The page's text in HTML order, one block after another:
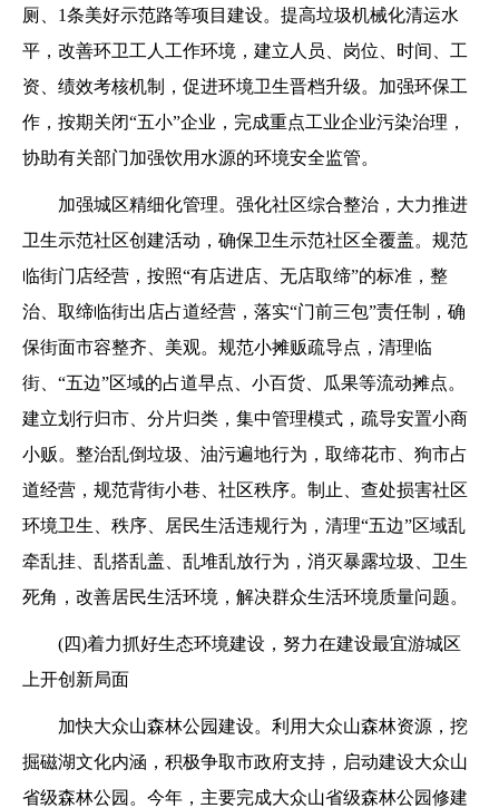
厕、1条美好示范路等项目建设。提高垃圾机械化清运水
平，改善环卫工人工作环境，建立人员、岗位、时间、工
资、绩效考核机制，促进环境卫生晋档升级。加强环保工
作，按期关闭“五小”企业，完成重点工业企业污染治理，
协助有关部门加强饮用水源的环境安全监管。
加强城区精细化管理。强化社区综合整治，大力推进
卫生示范社区创建活动，确保卫生示范社区全覆盖。规范
临街门店经营，按照“有店进店、无店取缔”的标准，整
治、取缔临街出店占道经营，落实“门前三包”责任制，确
保街面市容整齐、美观。规范小摊贩疏导点，清理临
街、“五边”区域的占道早点、小百货、瓜果等流动摊点。
建立划行归市、分片归类，集中管理模式，疏导安置小商
小贩。整治乱倒垃圾、油污遍地行为，取缔花市、狗市占
道经营，规范背街小巷、社区秩序。制止、查处损害社区
环境卫生、秩序、居民生活违规行为，清理“五边”区域乱
牵乱挂、乱搭乱盖、乱堆乱放行为，消灭暴露垃圾、卫生
死角，改善居民生活环境，解决群众生活环境质量问题。
(四)着力抓好生态环境建设，努力在建设最宜游城区
上开创新局面
加快大众山森林公园建设。利用大众山森林资源，挖
掘磁湖文化内涵，积极争取市政府支持，启动建设大众山
省级森林公园。今年，主要完成大众山省级森林公园修建